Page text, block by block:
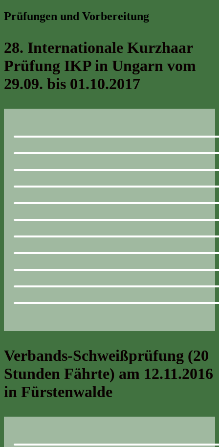
Prüfungen und Vorbereitung
28. Internationale Kurzhaar
Prüfung IKP in Ungarn vom
29.09. bis 01.10.2017
Verbands-Schweißprüfung (20
Stunden Fährte) am 12.11.2016
in Fürstenwalde